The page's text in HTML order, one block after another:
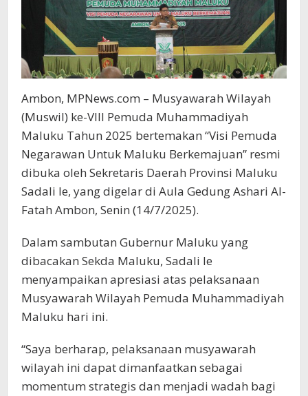
Ambon, MPNews.com – Musyawarah Wilayah
(Muswil) ke-VIII Pemuda Muhammadiyah
Maluku Tahun 2025 bertemakan “Visi Pemuda
Negarawan Untuk Maluku Berkemajuan” resmi
dibuka oleh Sekretaris Daerah Provinsi Maluku
Sadali Ie, yang digelar di Aula Gedung Ashari Al-
Fatah Ambon, Senin (14/7/2025).
Dalam sambutan Gubernur Maluku yang
dibacakan Sekda Maluku, Sadali Ie
menyampaikan apresiasi atas pelaksanaan
Musyawarah Wilayah Pemuda Muhammadiyah
Maluku hari ini.
“Saya berharap, pelaksanaan musyawarah
wilayah ini dapat dimanfaatkan sebagai
momentum strategis dan menjadi wadah bagi